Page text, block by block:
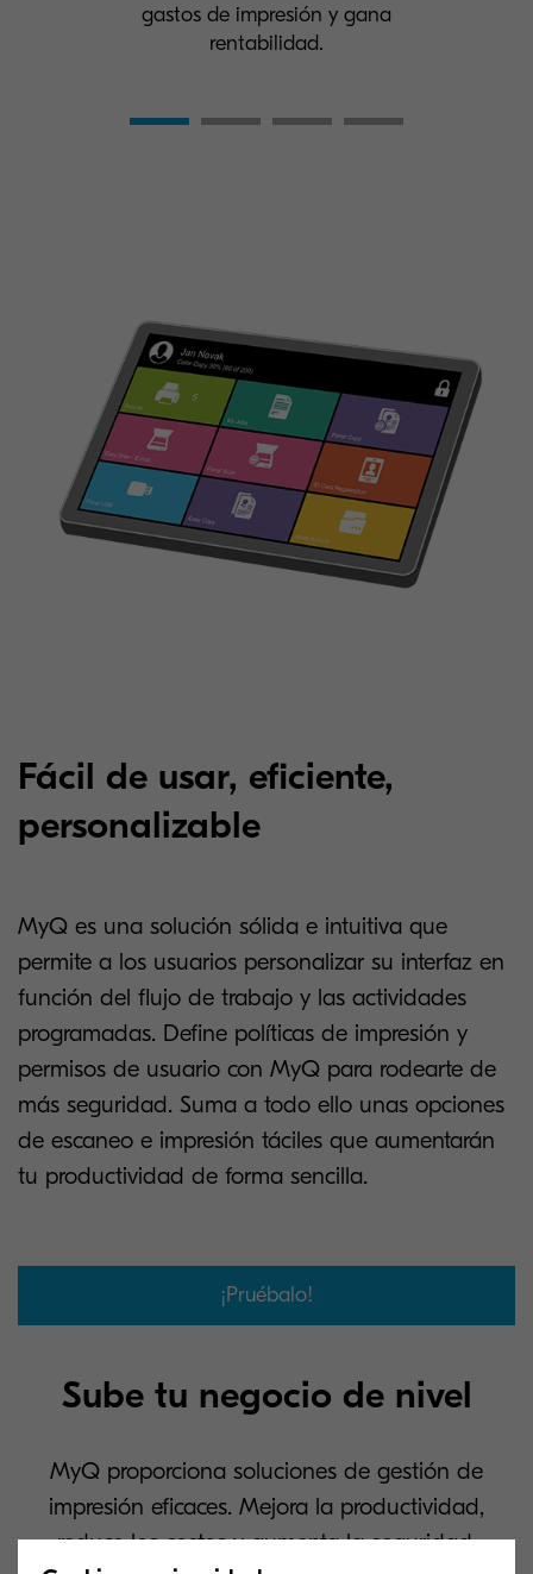
gastos de impresión y gana
rentabilidad.
Fácil de usar, eficiente,
personalizable
MyQ es una solución sólida e intuitiva que
permite a los usuarios personalizar su interfaz en
función del flujo de trabajo y las actividades
programadas. Define políticas de impresión y
permisos de usuario con MyQ para rodearte de
más seguridad. Suma a todo ello unas opciones
de escaneo e impresión táciles que aumentarán
tu productividad de forma sencilla.
¡Pruébalo!
Sube tu negocio de nivel
MyQ proporciona soluciones de gestión de
impresión eficaces. Mejora la productividad,
reduce los costos y aumenta la seguridad.